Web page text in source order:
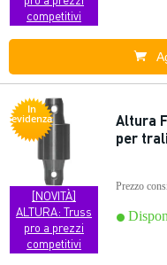
competitivi
In
evidenza
[NOVITÀ]
ALTURA: Truss
pro a prezzi
competitivi
Altura
per
Prezzo